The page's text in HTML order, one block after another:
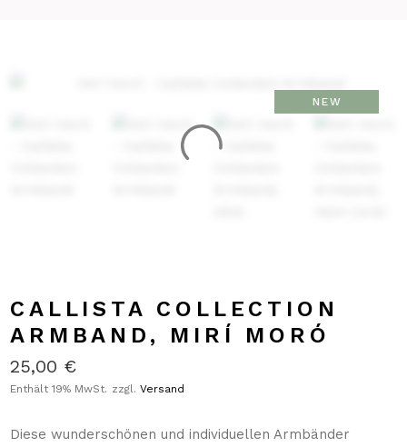
NEW
CALLISTA COLLECTION
ARMBAND, MIRÍ MORÓ
25,00 €
Enthält 19% MwSt. zzgl.Versand
Diese wunderschönen und individuellen Armbänder